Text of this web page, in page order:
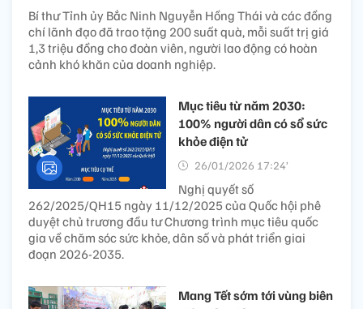
Bí thư Tỉnh ủy Bắc Ninh Nguyễn Hồng Thái và các đồng
chí lãnh đạo đã trao tặng 200 suất quà, mỗi suất trị giá
1,3 triệu đồng cho đoàn viên, người lao động có hoàn
cảnh khó khăn của doanh nghiệp.
Mục tiêu từ năm 2030:
100% người dân có sổ sức
khỏe điện tử
26/01/2026 17:24’
Nghị quyết số
262/2025/QH15 ngày 11/12/2025 của Quốc hội phê
duyệt chủ trương đầu tư Chương trình mục tiêu quốc
gia về chăm sóc sức khỏe, dân số và phát triển giai
đoạn 2026-2035.
Mang Tết sớm tới vùng biên